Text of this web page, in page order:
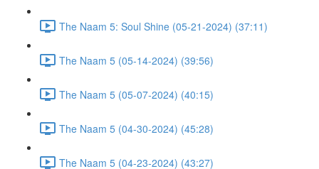
The Naam 5: Soul Shine (05-21-2024) (37:11)
The Naam 5 (05-14-2024) (39:56)
The Naam 5 (05-07-2024) (40:15)
The Naam 5 (04-30-2024) (45:28)
The Naam 5 (04-23-2024) (43:27)